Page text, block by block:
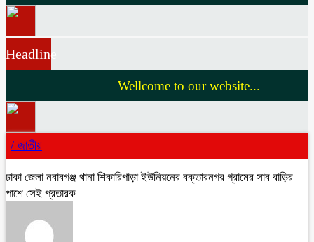
Headline
Wellcome to our website...
/ জাতীয়
ঢাকা জেলা নবাবগঞ্জ থানা শিকারিপাড়া ইউনিয়নের বক্তারনগর গ্রামের সাব বাড়ির
পাশে সেই প্রতারক